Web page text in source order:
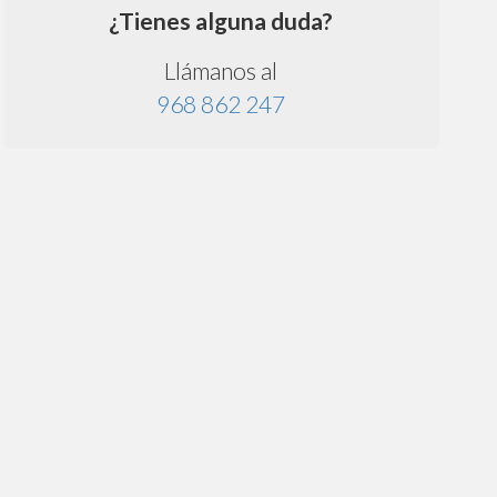
¿Tienes alguna duda?
Llámanos al
968 862 247